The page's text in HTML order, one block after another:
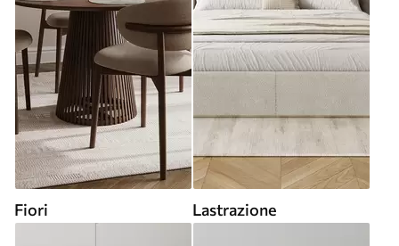
Fiori Lastrazione